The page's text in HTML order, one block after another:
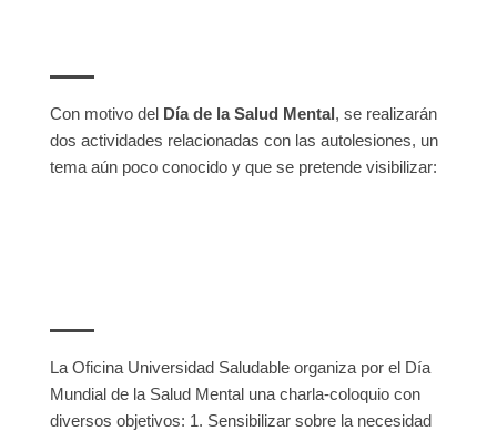
Con motivo del Día de la Salud Mental, se realizarán
dos actividades relacionadas con las autolesiones, un
tema aún poco conocido y que se pretende visibilizar:
La Oficina Universidad Saludable organiza por el Día
Mundial de la Salud Mental una charla-coloquio con
diversos objetivos: 1. Sensibilizar sobre la necesidad